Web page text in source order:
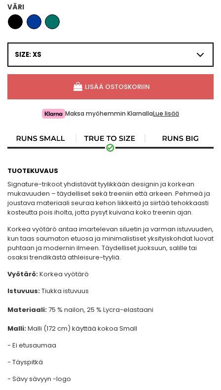
VÄRI
SIZE: XS
LISÄÄ OSTOSKORIIN
Maksa myöhemmin KlarnallaLue lisää
TUOTEKUVAUS
Signature-trikoot yhdistävät tyylikkään designin ja korkean
mukavuuden – täydelliset sekä treeniin että arkeen. Pehmeä ja
joustava materiaali seuraa kehon liikkeitä ja siirtää tehokkaasti
kosteutta pois iholta, jotta pysyt kuivana koko treenin ajan.
Korkea vyötärö antaa imartelevan siluetin ja varman istuvuuden,
kun taas saumaton etuosa ja minimalistiset yksityiskohdat luovat
puhtaan ja modernin ilmeen. Täydelliset juoksuun, salille tai
osaksi trendikästä athleisure-tyyliä.
Vyötärö:Korkea vyötärö
Istuvuus:Tiukka istuvuus
Materiaali:75 % nailon, 25 % Lycra-elastaani
Malli:Malli (172 cm) käyttää kokoa Small
- Ei etusaumaa
- Täyspitkä
- Sävy sävyyn -logo